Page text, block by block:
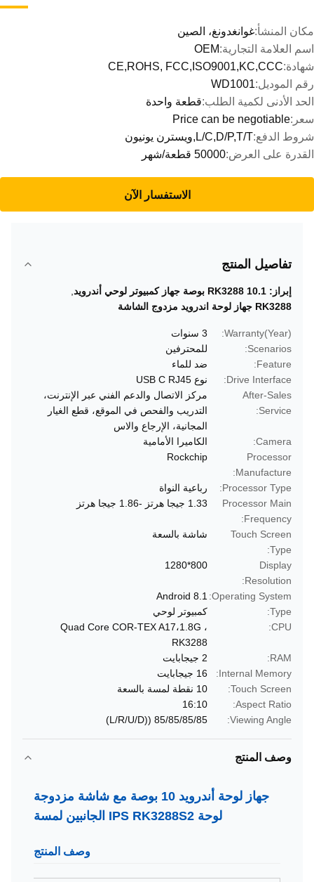
مكان المنشأ:غوانغدونغ، الصين
اسم العلامة التجارية:OEM
شهادة:CE,ROHS, FCC,ISO9001,KC,CCC
رقم الموديل:WD1001
الحد الأدنى لكمية الطلب:قطعة واحدة
سعر:Price can be negotiable
شروط الدفع:L/C,D/P,T/T,ويسترن يونيون
القدرة على العرض:50000 قطعة/شهر
الاستفسار الآن
تفاصيل المنتج
إبراز: RK3288 10.1 بوصة جهاز كمبيوتر لوحي أندرويد
RK3288 جهاز لوحة اندرويد مزدوج الشاشة
Warranty(Year):
3 سنوات
Scenarios:
للمحترفين
Feature:
ضد للماء
Drive Interface:
نوع USB C RJ45
After-Sales
Service:
مركز الاتصال والدعم الفني عبر الإنترنت،
التدريب والفحص في الموقع، قطع الغيار
المجانية، الإرجاع والاس
Camera:
الكاميرا الأمامية
Processor
Manufacture:
Rockchip
Processor Type:
رباعية النواة
Processor Main
Frequency:
1.33 جيجا هرتز -1.86 جيجا هرتز
Touch Screen
Type:
شاشة بالسعة
Display
Resolution:
800*1280
Operating System:
Android 8.1
Type:
كمبيوتر لوحي
CPU:
Quad Core COR-TEX A17،1.8G ،
RK3288
RAM:
2 جيجابايت
Internal Memory:
16 جيجابايت
Touch Screen:
10 نقطة لمسة بالسعة
Aspect Ratio:
16:10
Viewing Angle:
85/85/85/85 ((L/R/U/D)
وصف المنتج
جهاز لوحة أندرويد 10 بوصة مع شاشة مزدوجة
لوحة IPS RK3288S2 الجانبين لمسة
وصف المنتج